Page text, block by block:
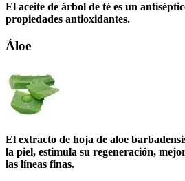
El aceite de árbol de té es un
propiedades antioxidantes.
Áloe
El extracto de hoja de aloe
la piel, estimula su regeneración,
las líneas finas.